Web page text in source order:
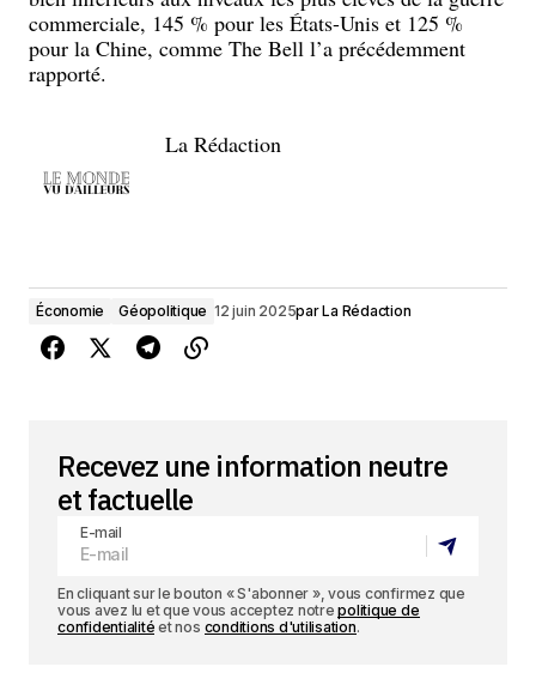
commerciale, 145 % pour les États-Unis et 125 %
pour la Chine, comme The Bell l’a précédemment
rapporté.
La Rédaction
Économie Géopolitique 12 juin 2025parLa Rédaction
Recevez une information neutre
et factuelle
E-mail
En cliquant sur le bouton « S'abonner », vous confirmez que
vous avez lu et que vous acceptez notrepolitique de
confidentialité et nos conditions d'utilisation.